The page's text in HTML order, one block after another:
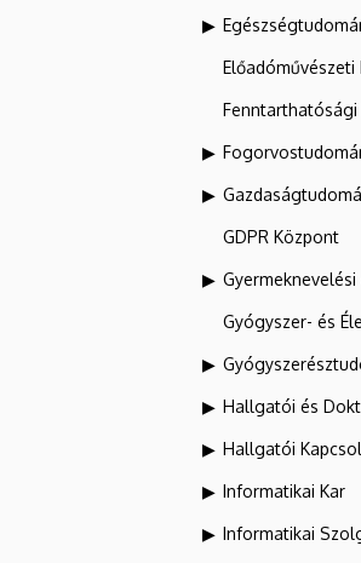
Előadóművészeti
GDPR Központ
Gyógyszer- és
Hallgatói és
Hallgatói
Informatikai Kar
Informatikai